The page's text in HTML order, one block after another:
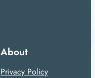
About
Privacy Policy